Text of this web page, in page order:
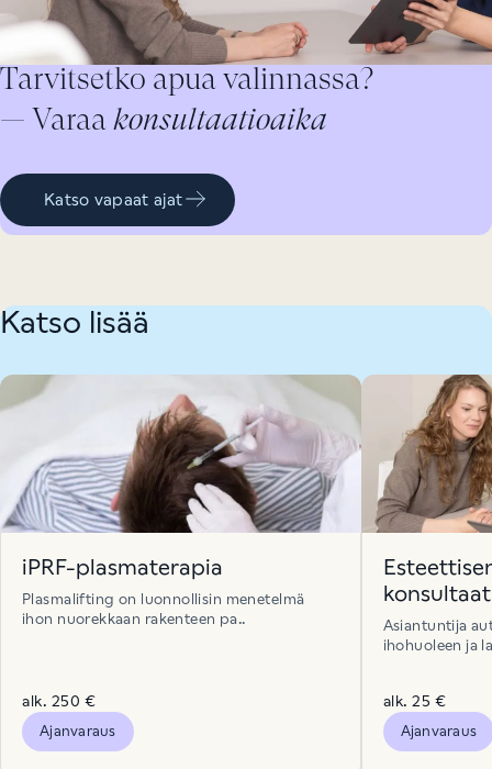
Tarvitsetko apua valinnassa?
— Varaakonsultaatioaika
Katso vapaat ajat
Katso lisää
iPRF-plasmaterapia
Plasmalifting on luonnollisin menetelmä
ihon nuorekkaan rakenteen pa..
alk. 250 €
Ajanvaraus
Asiantuntija
ihohuoleen ja
alk. 25 €
Ajanvaraus